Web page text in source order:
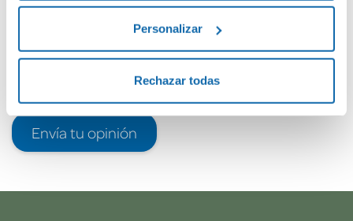
Personalizar
Rechazar todas
Envía tu opinión